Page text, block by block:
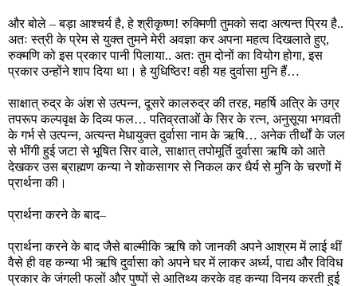
और बोले – बड़ा आश्‍चर्य है, हे श्रीकृष्ण! रुक्मिणी तुमको सदा अत्यन्त प्रिय है..
अतः स्त्री के प्रेम से युक्त तुमने मेरी अवज्ञा कर अपना महत्व दिखलाते हुए,
रुक्मणि को इस प्रकार पानी पिलाया.. अतः तुम दोनों का वियोग होगा, इस
प्रकार उन्होंने शाप दिया था। हे युधिष्ठिर! वही यह दुर्वासा मुनि हैं…
साक्षात्‌ रुद्र के अंश से उत्पन्न, दूसरे कालरुद्र की तरह, महर्षि अत्रि के उग्र
तपरूप कल्पवृक्ष के दिव्य फल… पतिव्रताओं के सिर के रत्‍न, अनुसूया भगवती
के गर्भ से उत्पन्न, अत्यन्त मेधायुक्त दुर्वासा नाम के ऋषि… अनेक तीर्थों के जल
से भींगी हुई जटा से भूषित सिर वाले, साक्षात्‌ तपोमूर्ति दुर्वासा ऋषि को आते
देखकर उस ब्राह्मण कन्या ने शोकसागर से निकल कर धैर्य से मुनि के चरणों में
प्रार्थना की।
प्रार्थना करने के बाद–
प्रार्थना करने के बाद जैसे बाल्मीकि ऋषि को जानकी अपने आश्रम में लाई थीं
वैसे ही वह कन्या भी ऋषि दुर्वासा को अपने घर में लाकर अर्ध्य, पाद्य और विविध
प्रकार के जंगली फलों और पुष्पों से आतिथ्य करके वह कन्या विनय करती हुई